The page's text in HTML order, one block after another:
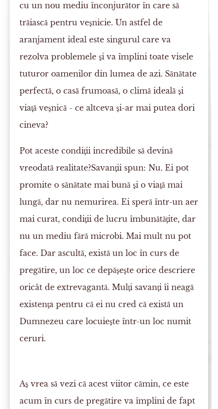
cu un nou mediu înconjurător în care să
trăiască pentru veşnicie. Un astfel de
aranjament ideal este singurul care va
rezolva problemele şi va împlini toate visele
tuturor oamenilor din lumea de azi. Sănătate
perfectă, o casă frumoasă, o climă ideală şi
viaţă veşnică - ce altceva şi-ar mai putea dori
cineva?
Pot aceste condiţii incredibile să devină
vreodată realitate?Savanţii spun: Nu. Ei pot
promite o sănătate mai bună şi o viaţă mai
lungă, dar nu nemurirea. Ei speră într-un aer
mai curat, condiţii de lucru îmbunătăţite, dar
nu un mediu fără microbi. Mai mult nu pot
face. Dar ascultă, există un loc în curs de
pregătire, un loc ce depăşeşte orice descriere
oricât de extrevagantă. Mulţi savanţi îi neagă
existenţa pentru că ei nu cred că există un
Dumnezeu care locuieşte într-un loc numit
ceruri.
Aş vrea să vezi că acest viitor cămin, ce este
acum în curs de pregătire va împlini de fapt